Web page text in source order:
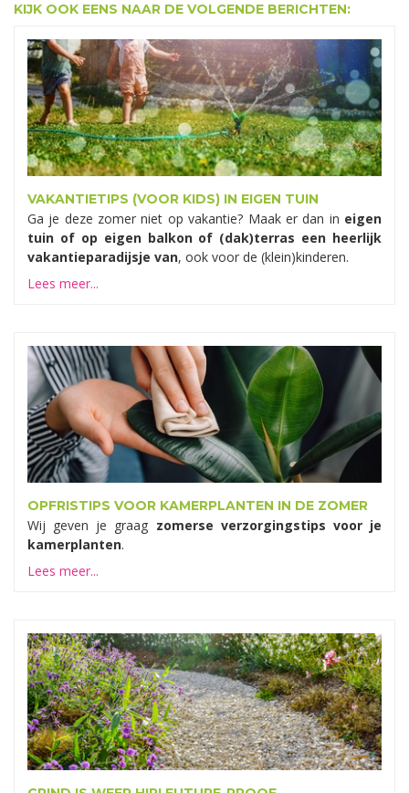
KIJK OOK EENS NAAR DE VOLGENDE BERICHTEN:
VAKANTIETIPS (VOOR KIDS) IN EIGEN TUIN
Ga je deze zomer niet op vakantie? Maak er dan in eigen
tuin of op eigen balkon of (dak)terras een heerlijk
vakantieparadijsje van, ook voor de (klein)kinderen.
Lees meer...
OPFRISTIPS VOOR KAMERPLANTEN IN DE ZOMER
Wij geven je graag zomerse verzorgingstips voor je
kamerplanten.
Lees meer...